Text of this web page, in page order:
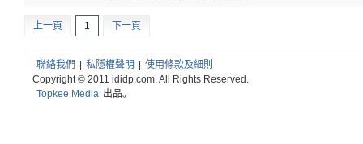
上一頁 1 下一頁
聯絡我們 私隱權聲明
使用條款及細則
Copyright © 2011 ididp.com. All Rights Reserved.
Topkee Media 出品。